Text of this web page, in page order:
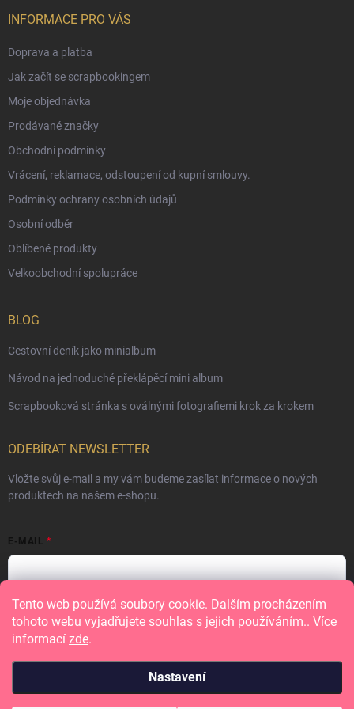
Tento web používá soubory cookie. Dalším procházením
tohoto webu vyjadřujete souhlas s jejich používáním.. Více
informací zde.
Nastavení
INFORMACE PRO VÁS
Doprava a platba
Jak začít se scrapbookingem
Moje objednávka
Prodávané značky
Obchodní podmínky
Vrácení, reklamace, odstoupení od kupní smlouvy.
Podmínky ochrany osobních údajů
Osobní odběr
Oblíbené produkty
Velkoobchodní spolupráce
BLOG
Cestovní deník jako minialbum
Návod na jednoduché překlápěcí mini album
Scrapbooková stránka s oválnými fotografiemi krok za krokem
ODEBÍRAT NEWSLETTER
Vložte svůj e-mail a my vám budeme zasílat informace o nových
produktech na našem e-shopu.
E-MAIL
Vložením e-mailu souhlasíte spodmínkami ochrany osobních údajů
Přihlásit se